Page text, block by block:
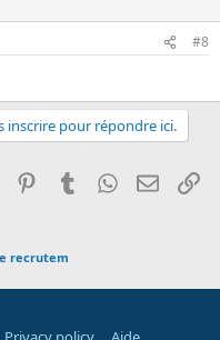
#8
inscrire pour répondre ici.
Reddit PinterestTumblrWhatsApp
Email
recrutem